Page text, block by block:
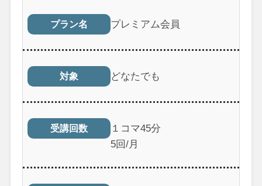
プラン名 プレミアム会員
対象 どなたでも
受講回数
１コマ45分
5回/月